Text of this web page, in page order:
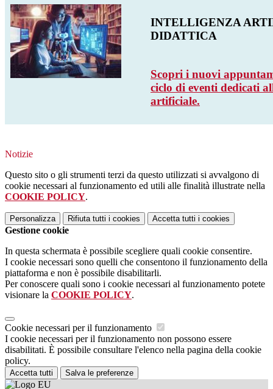
INTELLIGENZA
DIDATTICA
Scopri i nuovi
ciclo di eventi dedicati
artificiale.
Notizie
Questo sito o gli strumenti terzi da questo utilizzati si avvalgono di
cookie necessari al funzionamento ed utili alle finalità illustrate nella
COOKIE POLICY.
Personalizza Rifiuta tutti i cookies Accetta tutti i cookies
Gestione cookie
In questa schermata è possibile scegliere quali cookie consentire.
I cookie necessari sono quelli che consentono il funzionamento della
piattaforma e non è possibile disabilitarli.
Per conoscere quali sono i cookie necessari al funzionamento potete
visionare la COOKIE POLICY.
Cookie necessari per il funzionamento
I cookie necessari per il funzionamento non possono essere
disabilitati. È possibile consultare l'elenco nella pagina della cookie
policy.
Accetta tutti Salva le preferenze